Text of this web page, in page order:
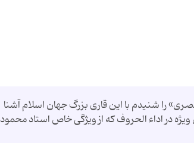
را شنيدم با اين قاری بزرگ جهان اسلام آشنا
در اداء الحروف كه از ويژگی‌ خاص استاد محمود